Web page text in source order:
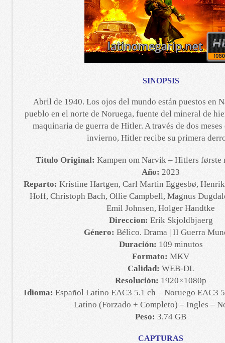
SINOPSIS
Abril de 1940. Los ojos del mundo están puestos en
pueblo en el norte de Noruega, fuente del mineral de
maquinaria de guerra de Hitler. A través de dos
invierno, Hitler recibe su primera
Titulo Original: Kampen om Narvik – Hitlers første
Año: 2023
Reparto: Kristine Hartgen, Carl Martin Eggesbø,
Hoff, Christoph Bach, Ollie Campbell, Magnus
Emil Johnsen, Holger Handtke
Direccion: Erik Skjoldbjaerg
Género: Bélico. Drama | II Guerra
Duración: 109 minutos
Formato: MKV
Calidad: WEB-DL
Resolución: 1920×1080p
Idioma: Español Latino EAC3 5.1 ch – Noruego EAC3
Latino (Forzado + Completo) – Ingles –
Peso: 3.74 GB
CAPTURAS